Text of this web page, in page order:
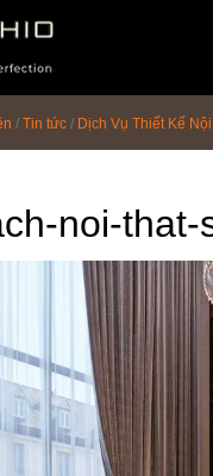
/ Tin tức / Dịch Vụ Thiết Kế
noi-that-